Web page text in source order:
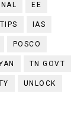
EE
IAS
POSCO
TN GOVT
UNLOCK